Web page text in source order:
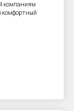
компаниям
комфортный